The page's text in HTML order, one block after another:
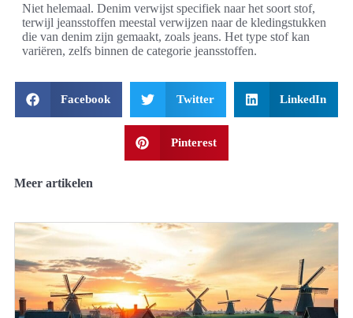
Niet helemaal. Denim verwijst specifiek naar het soort stof,
terwijl jeansstoffen meestal verwijzen naar de kledingstukken
die van denim zijn gemaakt, zoals jeans. Het type stof kan
variëren, zelfs binnen de categorie jeansstoffen.
Facebook Twitter LinkedIn
Pinterest
Meer artikelen